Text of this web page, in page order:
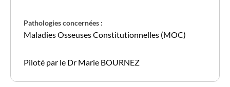
Pathologies concernées :
Maladies Osseuses Constitutionnelles (MOC)
Piloté par le Dr Marie BOURNEZ